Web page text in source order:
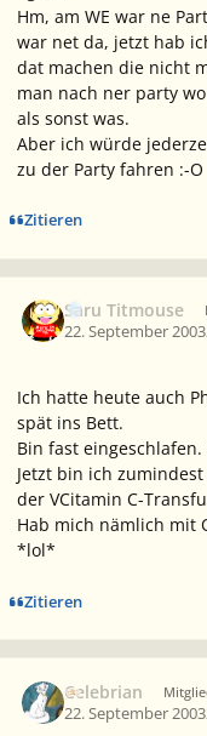
Hm, am WE war ne
war net da, jetzt hab
dat machen die nicht
man nach ner party
als sonst was.
Aber ich würde
zu der Party fahren :-O
Zitieren
Saru Titmouse
22. September 2003
Ich hatte heute auch
spät ins Bett.
Bin fast
Jetzt bin ich
der VCitamin C-
Hab mich nämlich mit
*lol*
Zitieren
Celebrian
22. September 2003